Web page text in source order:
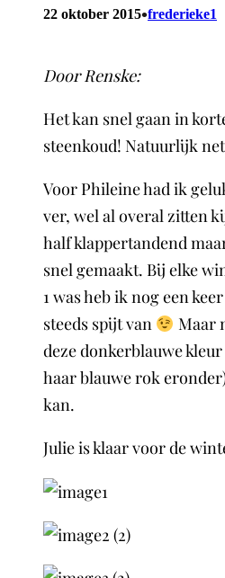
22 oktober 2015•frederieke1
Door Renske:
Het kan snel gaan in
steenkoud! Natuurlijk
Voor Phileine had ik
ver, wel al overal zitten
half klappertandend
snel gemaakt. Bij elke
1 was heb ik nog een
steeds spijt van
Maar
deze donkerblauwe
haar blauwe rok
kan.
Julie is klaar voor de